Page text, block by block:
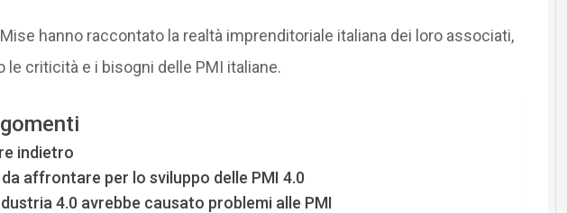
hanno raccontato la realtà imprenditoriale italiana dei loro associati,
le criticità e i bisogni delle PMI italiane.
indietro
affrontare per lo sviluppo delle PMI 4.0
4.0 avrebbe causato problemi alle PMI